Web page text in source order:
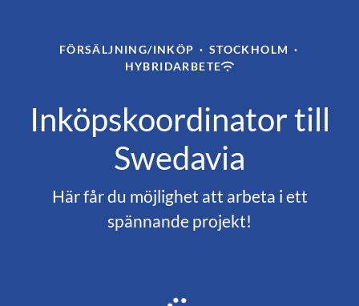
FÖRSÄLJNING/INKÖP · STOCKHOLM ·
HYBRIDARBETE
Inköpskoordinator till
Swedavia
Här får du möjlighet att arbeta i ett
spännande projekt!